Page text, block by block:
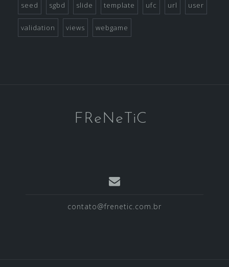
seed sgbd slide template ufc url user
validation views webgame
FReNeTiC
contato@frenetic.com.br